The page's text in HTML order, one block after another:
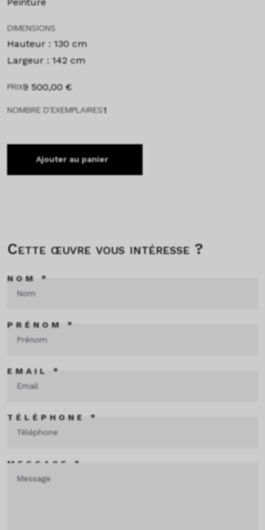
DIMENSIONS
Hauteur : 130 cm
Largeur : 142 cm
PRIX9 500,00 €
NOMBRE D'EXEMPLAIRES1
Ajouter au panier
Cette œuvre vous intéresse ?
NOM *
PRÉNOM *
EMAIL *
TÉLÉPHONE *
MESSAGE *